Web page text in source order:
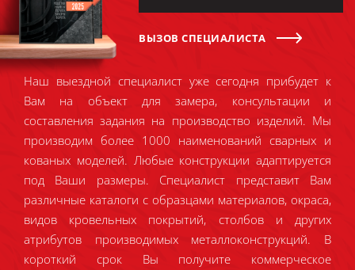
ВЫЗОВ СПЕЦИАЛИСТА
Наш выездной специалист уже сегодня прибудет к
Вам на объект для замера, консультации и
составления задания на производство изделий. Мы
производим более 1000 наименований сварных и
кованых моделей. Любые конструкции адаптируется
под Ваши размеры. Специалист представит Вам
различные каталоги с образцами материалов, окраса,
видов кровельных покрытий, столбов и других
атрибутов производимых металлоконструкций. В
короткий срок Вы получите коммерческое